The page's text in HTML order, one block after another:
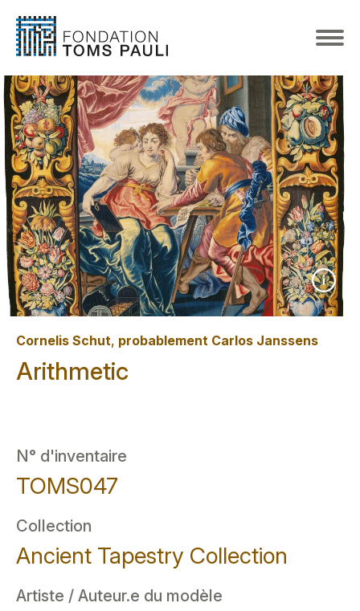
Cornelis Schut, probablement Carlos Janssens
Arithmetic
N° d'inventaire
TOMS047
Collection
Ancient Tapestry Collection
Artiste / Auteur.e du modèle